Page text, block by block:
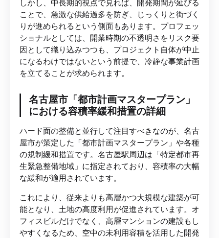
しかし、中長期的視点で見れば、開発期間が延びる
ことで、急激な供給過多を防ぎ、じっくりと街づく
りが進められるという側面もあります。プロフェッ
ショナルとしては、開業時期の不透明さをリスク要
因として織り込みつつも、プロジェクト自体が中止
になるわけではないという前提で、冷静な事業計画
を立てることが求められます。
名古屋市「都市計画マスタープラン」
における容積率緩和措置の詳細
ハード面の整備と並行して注目すべきなのが、名古
屋市が策定した「都市計画マスタープラン」や各種
の規制緩和措置です。名古屋駅周辺は「特定都市再
生緊急整備地域」に指定されており、容積率の大幅
な緩和が適用されています。
これにより、従来よりも高層かつ大規模な建築が可
能となり、土地の高度利用が促進されています。オ
フィスビルだけでなく、高層マンションの建設もし
やすくなるため、空中の未利用容積を活用した開発